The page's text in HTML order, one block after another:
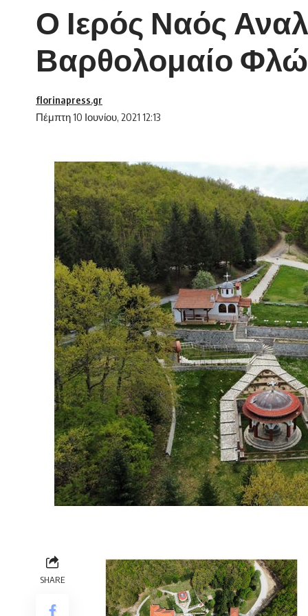
Ο Ιερός Ναός
Βαρθολομαίο
Πέμπτη 10 Ιουνίου, 2021 12:13
florinapress.gr
SHARE